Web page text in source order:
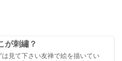
が刺繡？
は見て下さい友禅で絵を描いてい